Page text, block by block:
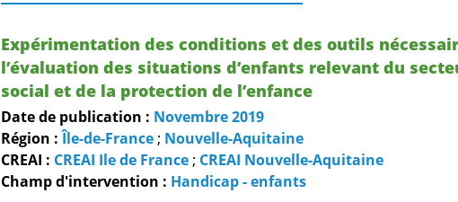
Expérimentation des conditions et des outils
l’évaluation des situations d’enfants relevant du
social et de la protection de l’enfance
Date de publication : Novembre2019
Région :Île-de-France; Nouvelle-Aquitaine
CREAI : CREAI Ile de France; CREAI Nouvelle-Aquitaine
Champ d'intervention : Handicap - enfants